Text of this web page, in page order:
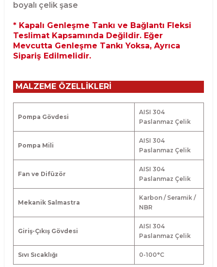
boyalı çelik şase
* Kapalı Genleşme Tankı ve Bağlantı Fleksi
Teslimat Kapsamında Değildir. Eğer
Mevcutta Genleşme Tankı Yoksa, Ayrıca
Sipariş Edilmelidir.
MALZEME ÖZELLİKLERİ
Pompa Gövdesi
AISI 304
Paslanmaz Çelik
Pompa Mili
AISI 304
Paslanmaz Çelik
Fan ve Difüzör
AISI 304
Paslanmaz Çelik
Mekanik Salmastra
Karbon / Seramik /
NBR
Giriş-Çıkış Gövdesi
AISI 304
Paslanmaz Çelik
Sıvı Sıcaklığı 0-100°C